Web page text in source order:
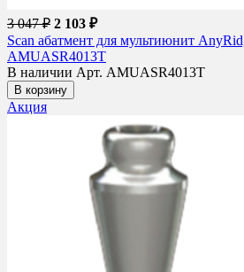
3 047 ₽ 2 103 ₽
Scan абатмент для мультиюнит
AMUASR4013T
В наличии Арт. AMUASR4013T
В корзину
Акция